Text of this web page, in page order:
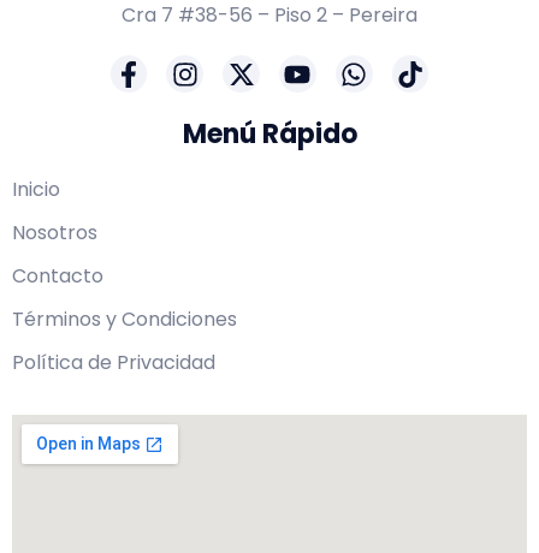
Cra 7 #38-56 – Piso 2 – Pereira
Menú Rápido
Inicio
Nosotros
Contacto
Términos y Condiciones
Política de Privacidad